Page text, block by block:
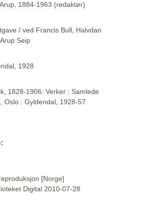
1884-1963 (redaktør)
/ ved Francis Bull, Halvdan
Seip
1928
1828-1906: Verker : Samlede
Oslo : Gyldendal, 1928-57
[Norge]
Digital 2010-07-28